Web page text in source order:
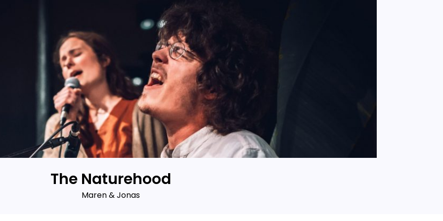
The Naturehood
Maren & Jonas